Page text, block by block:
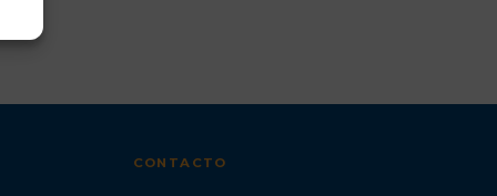
CONTACTO